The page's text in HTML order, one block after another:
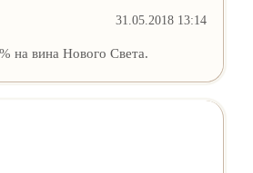
31.05.2018 13:14
на вина Нового Света.